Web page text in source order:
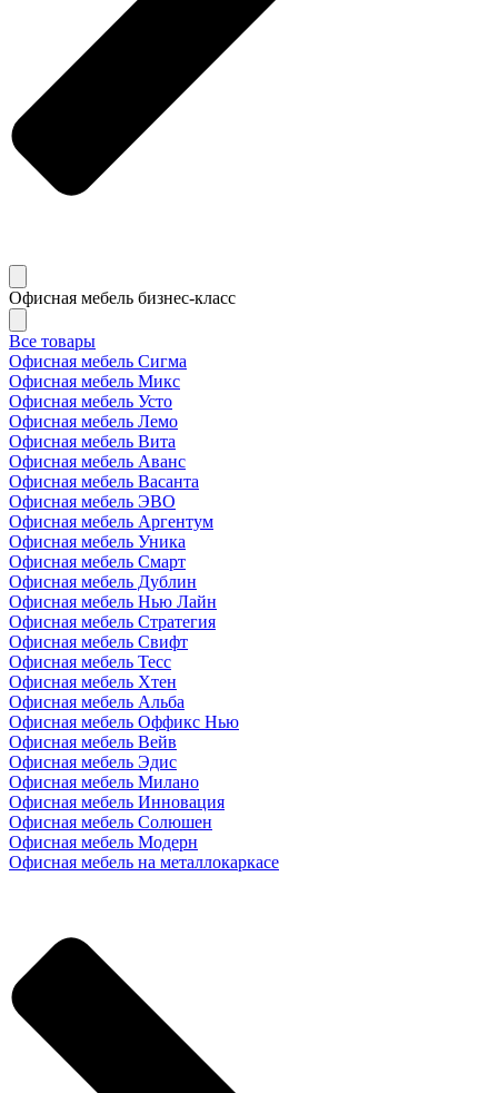
Офисная мебель бизнес-класс
Все товары
Офисная мебель Сигма
Офисная мебель Микс
Офисная мебель Усто
Офисная мебель Лемо
Офисная мебель Вита
Офисная мебель Аванс
Офисная мебель Васанта
Офисная мебель ЭВО
Офисная мебель Аргентум
Офисная мебель Уника
Офисная мебель Смарт
Офисная мебель Дублин
Офисная мебель Нью Лайн
Офисная мебель Стратегия
Офисная мебель Свифт
Офисная мебель Тесс
Офисная мебель Хтен
Офисная мебель Альба
Офисная мебель Оффикс Нью
Офисная мебель Вейв
Офисная мебель Эдис
Офисная мебель Милано
Офисная мебель Инновация
Офисная мебель Солюшен
Офисная мебель Модерн
Офисная мебель на металлокаркасе